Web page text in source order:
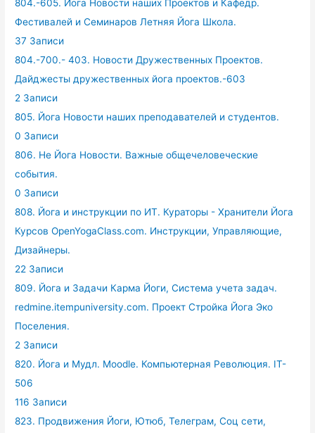
804.-605. Йога Новости наших Проектов и Кафедр.
Фестивалей и Семинаров Летняя Йога Школа.
37 Записи
804.-700.- 403. Новости Дружественных Проектов.
Дайджесты дружественных йога проектов.-603
2 Записи
805. Йога Новости наших преподавателей и студентов.
0 Записи
806. Не Йога Новости. Важные общечеловеческие
события.
0 Записи
808. Йога и инструкции по ИТ. Кураторы - Хранители Йога
Курсов OpenYogaClass.com. Инструкции, Управляющие,
Дизайнеры.
22 Записи
809. Йога и Задачи Карма Йоги, Система учета задач.
redmine.itempuniversity.com. Проект Стройка Йога Эко
Поселения.
2 Записи
820. Йога и Мудл. Moodle. Компьютерная Революция. IT-
506
116 Записи
823. Продвижения Йоги, Ютюб, Телеграм, Соц сети,